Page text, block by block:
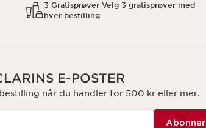
3 Gratisprøver Velg 3 gratisprøver med
hver bestilling.
E-POSTER
når du handler for 500 kr eller mer.
Abonner